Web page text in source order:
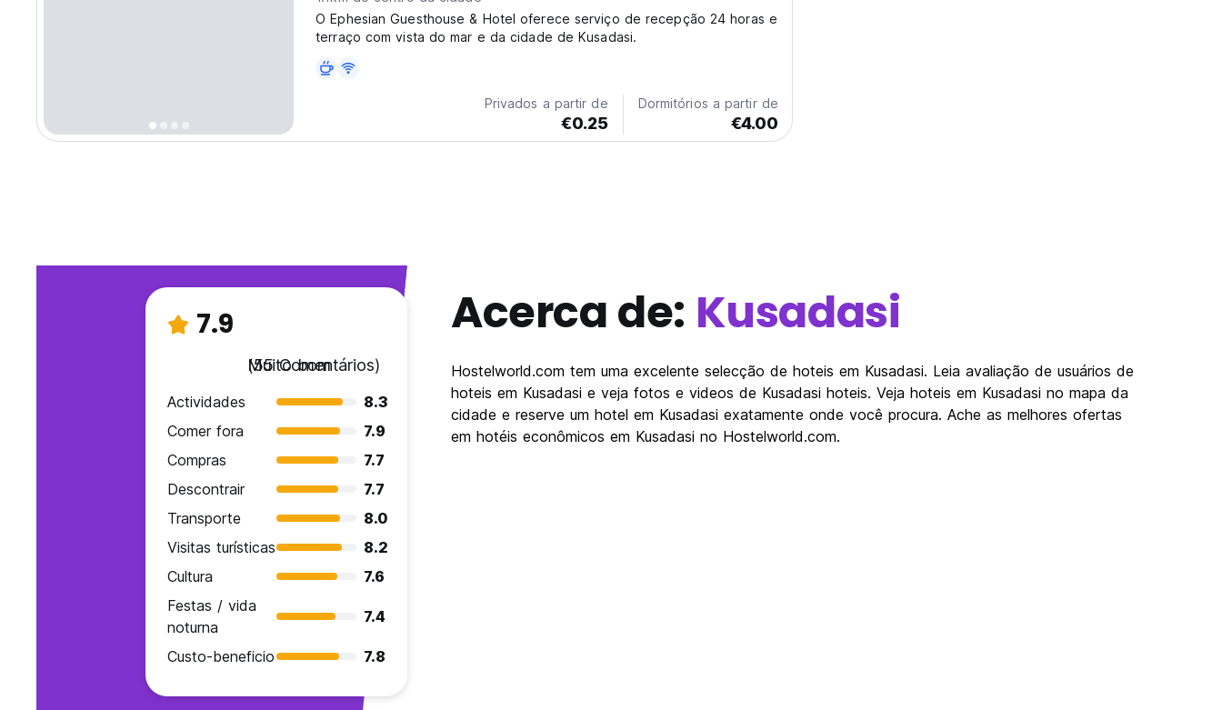
O Ephesian Guesthouse & Hotel oferece serviço de recepção 24 horas e
terraço com vista do mar e da cidade de Kusadasi.
Privados a partir de
€0.25
Dormitórios a partir de
€4.00
7.9
Muito bom
(55 Comentários)
Actividades
8.3
Comer fora
7.9
Compras
7.7
Descontrair
7.7
Transporte
8.0
Visitas turísticas
8.2
Cultura
7.6
Festas / vida
noturna
7.4
Custo-beneficio 7.8
Acerca de: Kusadasi
Hostelworld.com tem uma excelente selecção de hoteis em Kusadasi. Leia avaliação de usuários de
hoteis em Kusadasi e veja fotos e videos de Kusadasi hoteis. Veja hoteis em Kusadasi no mapa da
cidade e reserve um hotel em Kusadasi exatamente onde você procura. Ache as melhores ofertas
em hotéis econômicos em Kusadasi no Hostelworld.com.